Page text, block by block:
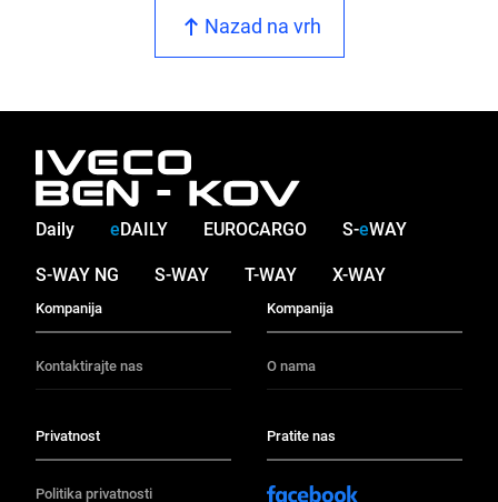
Nazad na vrh
Daily eDAILY EUROCARGO S-eWAY
S-WAY NG S-WAY T-WAY X-WAY
Kompanija
Kontaktirajte nas
Kompanija
O nama
Privatnost
Politika privatnosti
Pratite nas